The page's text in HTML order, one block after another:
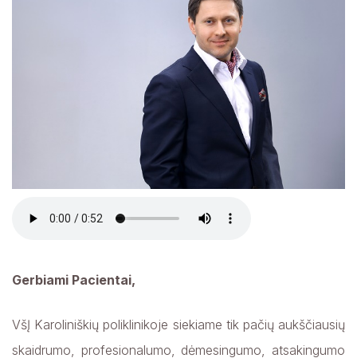
Gerbiami Pacientai,
VšĮ Karoliniškių poliklinikoje siekiame tik pačių aukščiausių
skaidrumo, profesionalumo, dėmesingumo, atsakingumo